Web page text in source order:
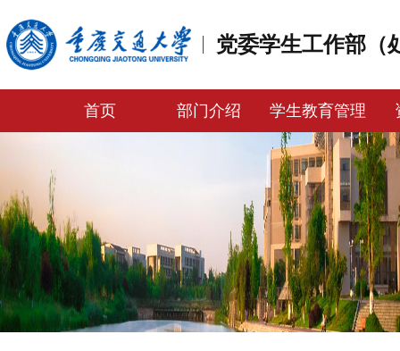
党委学生工作部（
首页 部门介绍 学生教育管理